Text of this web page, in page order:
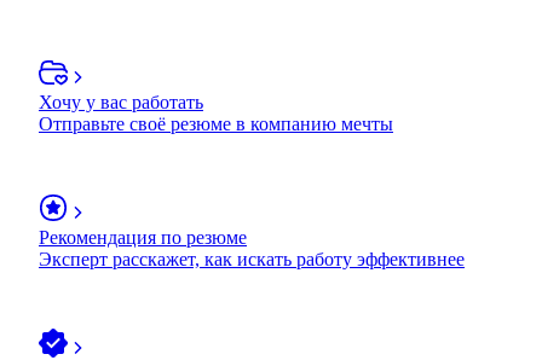
Хочу у вас работать
Отправьте своё резюме в компанию мечты
Рекомендация по резюме
Эксперт расскажет, как искать работу эффективнее